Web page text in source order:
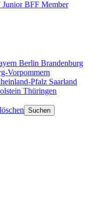
JuniorBFF Member
Berlin Brandenburg
Vorpommern
Pfalz Saarland
Thüringen